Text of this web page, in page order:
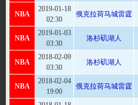
NBA
2019-01-18
02:30
俄克拉荷马城雷霆
NBA
2019-01-03
03:30
洛杉矶湖人
NBA
2018-02-09
03:30
洛杉矶湖人
NBA
2018-02-04
19:00
俄克拉荷马城雷霆